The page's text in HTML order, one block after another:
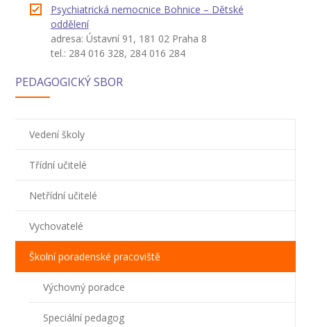
Psychiatrická nemocnice Bohnice – Dětské
oddělení
adresa: Ústavní 91, 181 02 Praha 8
tel.: 284 016 328, 284 016 284
PEDAGOGICKÝ SBOR
Vedení školy
Třídní učitelé
Netřídní učitelé
Vychovatelé
Školní poradenské pracoviště
Výchovný poradce
Speciální pedagog